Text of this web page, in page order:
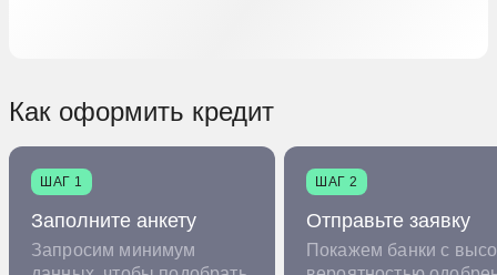
Как оформить кредит
ШАГ 1
Заполните анкету
Запросим минимум
ШАГ 2
Отправьте заявку
Покажем банки с